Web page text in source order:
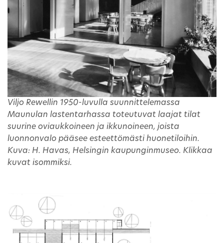
Viljo Rewellin 1950-luvulla suunnittelemassa
Maunulan lastentarhassa toteutuvat laajat tilat
suurine oviaukkoineen ja ikkunoineen, joista
luonnonvalo pääsee esteettömästi huonetiloihin.
Kuva: H. Havas, Helsingin kaupunginmuseo. Klikkaa
kuvat isommiksi.